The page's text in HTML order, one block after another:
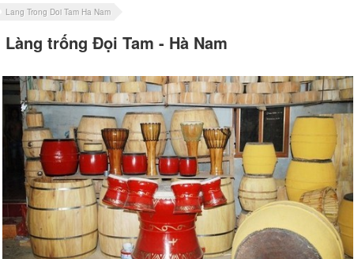
Lang Trong Doi Tam Ha Nam
Làng trống Đọi Tam - Hà Nam